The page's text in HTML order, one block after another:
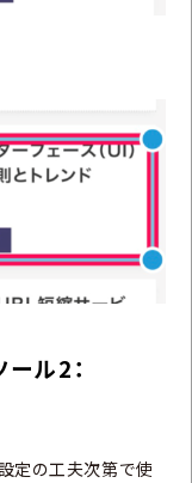
ル2：
定の工夫次第で使